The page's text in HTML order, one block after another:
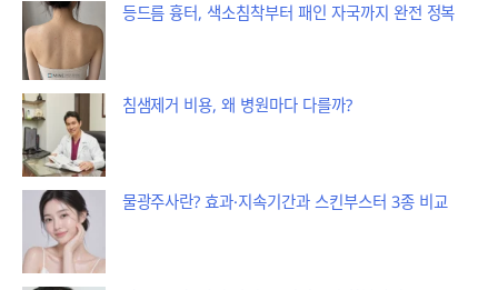
등드름 흉터, 색소침착부터 패인 자국까지 완전 정복
침샘제거 비용, 왜 병원마다 다를까?
물광주사란? 효과·지속기간과 스킨부스터 3종 비교